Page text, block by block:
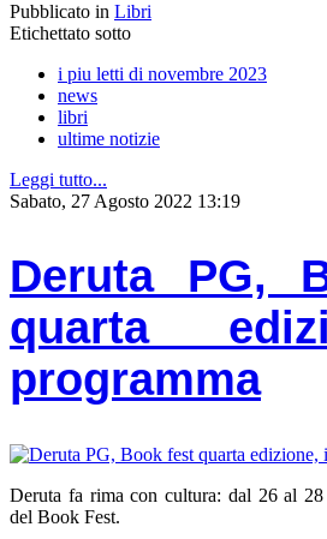
Pubblicato in Libri
Etichettato sotto
i piu letti di novembre 2023
news
libri
ultime notizie
Leggi tutto...
Sabato, 27 Agosto 2022 13:19
Deruta PG,
quarta
programma
Deruta fa rima con cultura: dal 26 al
del Book Fest.